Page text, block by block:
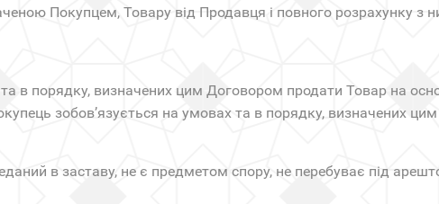
Покупцем, Товару від Продавця і повного розрахунку з
та в порядку, визначених цим Договором продати Товар на
зобов’язується на умовах та в порядку, визначених
в заставу, не є предметом спору, не перебуває під